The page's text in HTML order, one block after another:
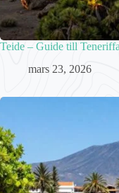
Teide – Guide till
mars 23, 2026